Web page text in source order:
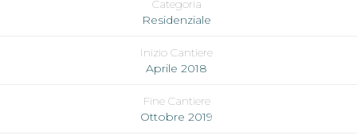
Categoria
Residenziale
Inizio Cantiere
Aprile 2018
Fine Cantiere
Ottobre 2019